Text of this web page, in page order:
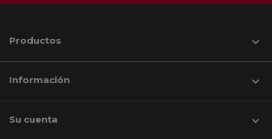
Productos 
Información 
Su cuenta 